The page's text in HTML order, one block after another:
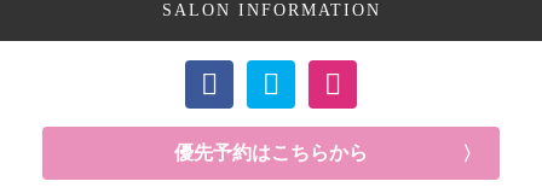
SALON INFORMATION
優先予約はこちらから